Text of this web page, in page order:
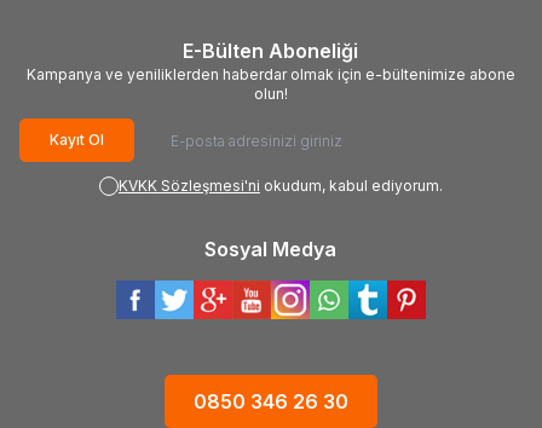
E-Bülten Aboneliği
Kampanya ve yeniliklerden haberdar olmak için e-bültenimize abone
olun!
Kayıt Ol
KVKK Sözleşmesi'ni okudum, kabul ediyorum.
Sosyal Medya
0850 346 26 30